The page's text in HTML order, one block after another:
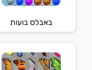
באבלס בועות